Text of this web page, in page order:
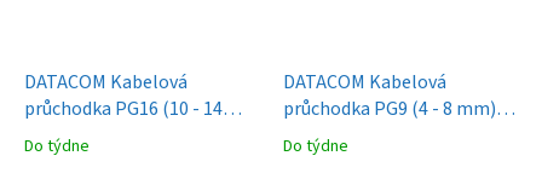
DATACOM Kabelová
průchodka PG16 (10 - 14
mm) šedá
Do týdne
DATACOM Kabelová
průchodka PG9 (4 - 8 mm)
šedá
Do týdne